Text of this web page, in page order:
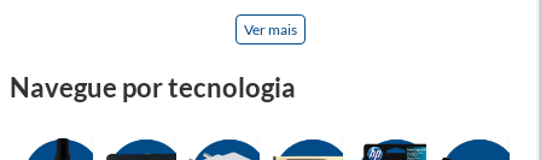
eletrônicos, oferecemos uma variedade de acessórios
projetados para otimizar a funcionalidade e a praticidade dos
e mouses de alta precisão, que são apenas alguns dos itens
Convidamos você a explorar nossa seleção de produtos e se
Ver mais
Navegue por tecnologia